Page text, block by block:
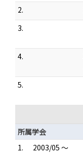
2.
3.
4.
5.
所属学会
1.
2003/05 ～